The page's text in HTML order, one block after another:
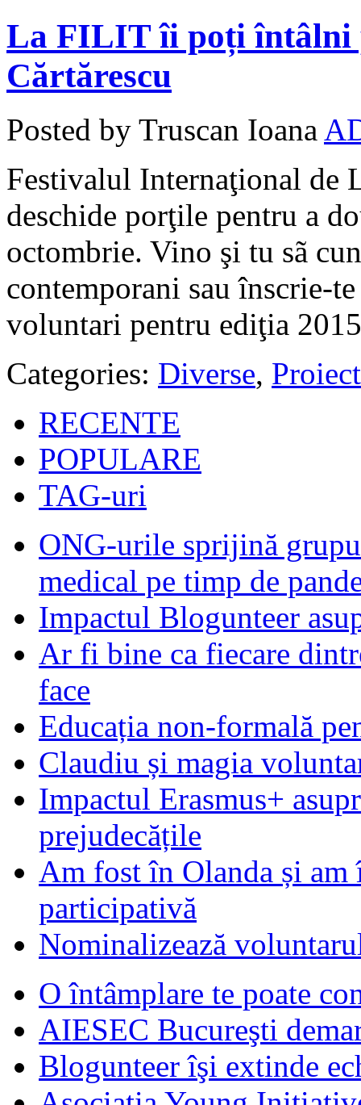
La FILIT îi poți întâlni
Cărtărescu
Posted by Truscan Ioana
Festivalul Internaţional de
deschide porţile pentru a
octombrie. Vino şi tu sã
contemporani sau înscrie-
voluntari pentru ediţia
Categories: Diverse,
RECENTE
POPULARE
TAG-uri
ONG-urile sprijină
medical pe timp de
Impactul Blogunteer
Ar fi bine ca fiecare
face
Educația non-formală
Claudiu și magia
Impactul Erasmus+
prejudecățile
Am fost în Olanda și am
participativă
Nominalizează
O întâmplare te poate
AIESEC Bucureşti
Blogunteer îşi extinde